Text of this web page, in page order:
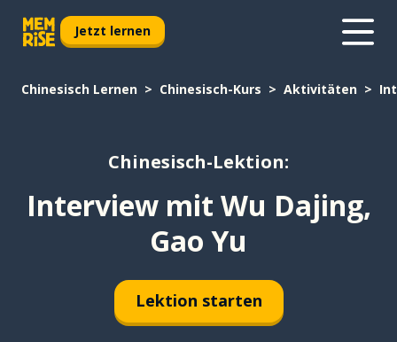
Jetzt lernen
Chinesisch Lernen Chinesisch-Kurs Aktivitäten
Chinesisch-Lektion:
Interview mit Wu Dajing,
Gao Yu
Lektion starten